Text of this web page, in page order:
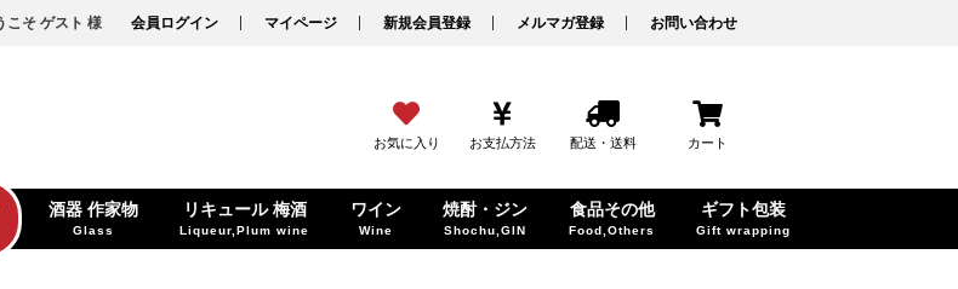
こそ ゲスト 様 会員ログイン マイページ 新規会員登録 メルマガ登録 お問い合わせ
お気に入り お支払方法 配送・送料 カート
酒器 作家物
Glass
リキュール 梅酒
Liqueur,Plum wine
ワイン
Wine
焼酎・ジン
Shochu,GIN
食品その他
Food,Others
ギフト包装
Gift wrapping